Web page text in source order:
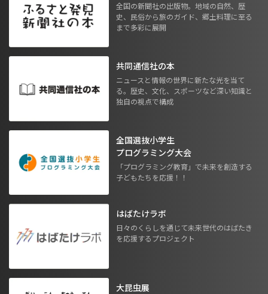
全国の新聞社の出版物。地域の自然、歴
史、民俗から旅のガイド、郷土料理に至る
まで多彩に展開
共同通信社の本
ニュースと情報の世界に新たな光を当て
る。歴史、文化、スポーツなど深い知識と
独自の視点で構成
全国選抜小学生
プログラミング大会
「プログラミング教育」で未来を創造する
子どもたちを応援！！
はばたけラボ
日々のくらしを通じて未来世代のはばたき
を応援するプロジェクト
大昆虫展